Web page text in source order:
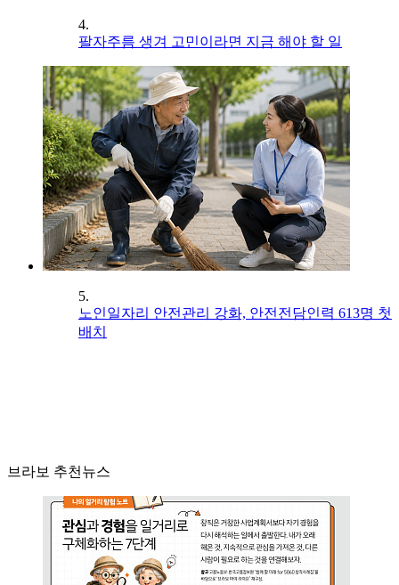
4.
팔자주름 생겨 고민이라면 지금 해야 할 일
5.
노인일자리 안전관리 강화, 안전전담인력 613명 첫
배치
브라보 추천뉴스